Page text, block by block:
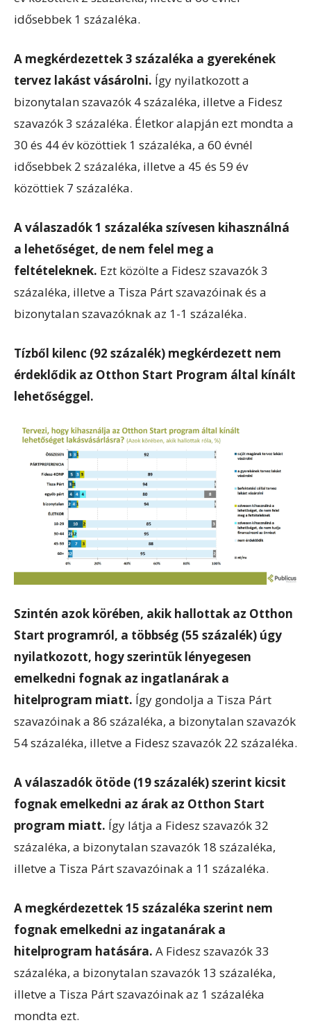
idősebbek 1 százaléka.
A megkérdezettek 3 százaléka a gyerekének
tervez lakást vásárolni. Így nyilatkozott a
bizonytalan szavazók 4 százaléka, illetve a Fidesz
szavazók 3 százaléka. Életkor alapján ezt mondta a
30 és 44 év közöttiek 1 százaléka, a 60 évnél
idősebbek 2 százaléka, illetve a 45 és 59 év
közöttiek 7 százaléka.
A válaszadók 1 százaléka szívesen kihasználná
a lehetőséget, de nem felel meg a
feltételeknek. Ezt közölte a Fidesz szavazók 3
százaléka, illetve a Tisza Párt szavazóinak és a
bizonytalan szavazóknak az 1-1 százaléka.
Tízből kilenc (92 százalék) megkérdezett nem
érdeklődik az Otthon Start Program által kínált
lehetőséggel.
Szintén azok körében, akik hallottak az Otthon
Start programról, a többség (55 százalék) úgy
nyilatkozott, hogy szerintük lényegesen
emelkedni fognak az ingatlanárak a
hitelprogram miatt. Így gondolja a Tisza Párt
szavazóinak a 86 százaléka, a bizonytalan szavazók
54 százaléka, illetve a Fidesz szavazók 22 százaléka.
A válaszadók ötöde (19 százalék) szerint kicsit
fognak emelkedni az árak az Otthon Start
program miatt. Így látja a Fidesz szavazók 32
százaléka, a bizonytalan szavazók 18 százaléka,
illetve a Tisza Párt szavazóinak a 11 százaléka.
A megkérdezettek 15 százaléka szerint nem
fognak emelkedni az ingatanárak a
hitelprogram hatására. A Fidesz szavazók 33
százaléka, a bizonytalan szavazók 13 százaléka,
illetve a Tisza Párt szavazóinak az 1 százaléka
mondta ezt.